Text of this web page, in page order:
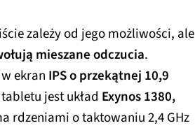
zależy od jego możliwości, ale
mieszane odczucia.
ekran IPS o przekątnej 10,9
jest układ Exynos 1380,
rdzeniami o taktowaniu 2,4 GHz